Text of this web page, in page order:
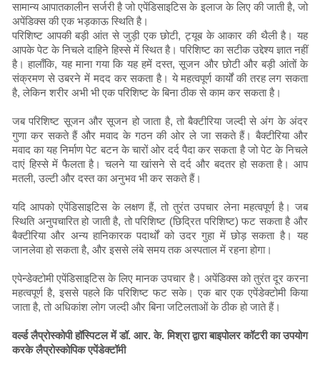
सामान्य आपातकालीन सर्जरी है जो एपेंडिसाइटिस के इलाज के लिए की जाती है, जो
अपेंडिक्स की एक भड़काऊ स्थिति है।
परिशिष्ट आपकी बड़ी आंत से जुड़ी एक छोटी, ट्यूब के आकार की थैली है। यह
आपके पेट के निचले दाहिने हिस्से में स्थित है। परिशिष्ट का सटीक उद्देश्य ज्ञात नहीं
है। हालाँकि, यह माना गया कि यह हमें दस्त, सूजन और छोटी और बड़ी आंतों के
संक्रमण से उबरने में मदद कर सकता है। ये महत्वपूर्ण कार्यों की तरह लग सकता
है, लेकिन शरीर अभी भी एक परिशिष्ट के बिना ठीक से काम कर सकता है।
जब परिशिष्ट सूजन और सूजन हो जाता है, तो बैक्टीरिया जल्दी से अंग के अंदर
गुणा कर सकते हैं और मवाद के गठन की ओर ले जा सकते हैं। बैक्टीरिया और
मवाद का यह निर्माण पेट बटन के चारों ओर दर्द पैदा कर सकता है जो पेट के निचले
दाएं हिस्से में फैलता है। चलने या खांसने से दर्द और बदतर हो सकता है। आप
मतली, उल्टी और दस्त का अनुभव भी कर सकते हैं।
यदि आपको एपेंडिसाइटिस के लक्षण हैं, तो तुरंत उपचार लेना महत्वपूर्ण है। जब
स्थिति अनुपचारित हो जाती है, तो परिशिष्ट (छिद्रित परिशिष्ट) फट सकता है और
बैक्टीरिया और अन्य हानिकारक पदार्थों को उदर गुहा में छोड़ सकता है। यह
जानलेवा हो सकता है, और इससे लंबे समय तक अस्पताल में रहना होगा।
एपेन्डेक्टोमी एपेंडिसाइटिस के लिए मानक उपचार है। अपेंडिक्स को तुरंत दूर करना
महत्वपूर्ण है, इससे पहले कि परिशिष्ट फट सके। एक बार एक एपेंडेक्टोमी किया
जाता है, तो अधिकांश लोग जल्दी और बिना जटिलताओं के ठीक हो जाते हैं।
वर्ल्ड लैप्रोस्कोपी हॉस्पिटल में डॉ. आर. के. मिश्रा द्वारा बाइपोलर कॉटरी का उपयोग
करके लैप्रोस्कोपिक एपेंडेक्टॉमी